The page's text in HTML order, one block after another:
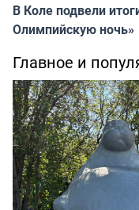
В Коле подвели
Олимпийскую ночь»
Главное и